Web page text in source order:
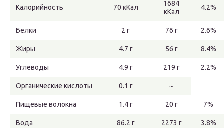
Калорийность 70 кКал
1684
кКал
4.2%
Белки 2 г 76 г 2.6%
Жиры 4.7 г 56 г 8.4%
Углеводы 4.9 г 219 г 2.2%
Органические кислоты 0.1 г ~
Пищевые волокна 1.4 г 20 г 7%
Вода 86.2 г 2273 г 3.8%